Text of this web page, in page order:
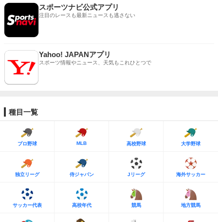
スポーツナビ公式アプリ
注目のレースも最新ニュースも逃さない
Yahoo! JAPANアプリ
スポーツ情報やニュース、天気もこれひとつで
種目一覧
プロ野球 MLB 高校野球 大学野球
独立リーグ 侍ジャパン Jリーグ 海外サッカー
サッカー代表 高校年代 競馬 地方競馬